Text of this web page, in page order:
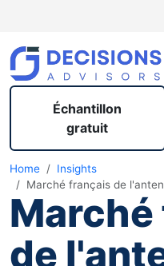
Échantillon
gratuit
Home
Insights
Marché français de
de